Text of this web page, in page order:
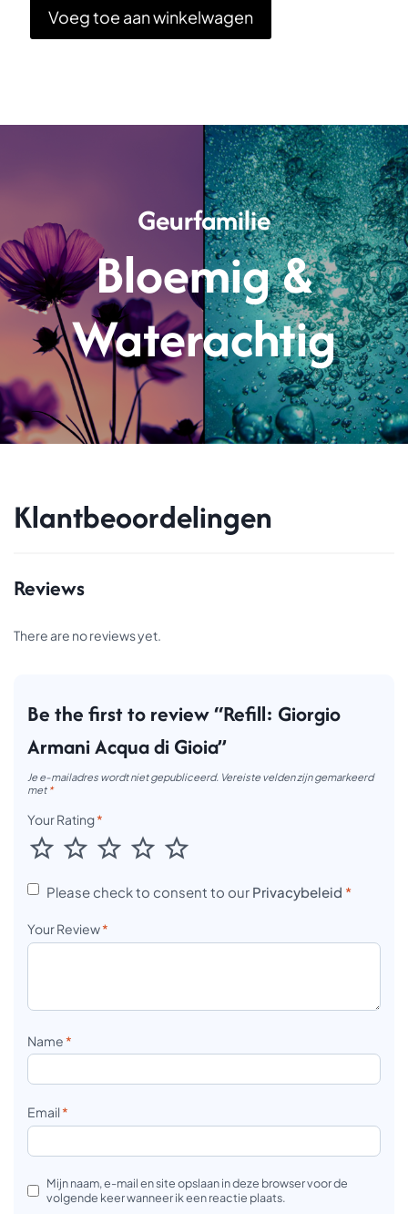
Voeg toe aan winkelwagen
Geurfamilie
Bloemig &
Waterachtig
Klantbeoordelingen
Reviews
There are no reviews yet.
Be the first to review “Refill: Giorgio
Armani Acqua di Gioia”
Je e-mailadres wordt niet gepubliceerd. Vereiste velden zijn gemarkeerd
met *
Your Rating*
Please check to consent to our Privacybeleid *
Your Review*
Name*
Email*
Mijn naam, e-mail en site opslaan in deze browser voor de
volgende keer wanneer ik een reactie plaats.